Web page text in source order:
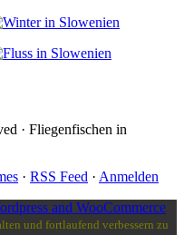
· Fliegenfischen in
· RSS Feed · Anmelden
und fortlaufend verbessern zu